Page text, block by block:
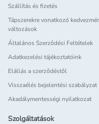
Testápolás:
nap
A testápolás legalább
megfelelő testápoló
egészséges és bársonyos
Legnépszerűbb
Tusfürdők és
tusfürdők, valamint
bőrtípusra.
Szállítás és fizetés
Tápszerekre vonatkozó
változások
Általános Szerződési Feltételek
Adatkezelési tájékoztatóink
Elállás a szerződéstől
Visszaélés bejelentési szabályzat
Akadálymentességi nyilatkozat
Szolgáltatások